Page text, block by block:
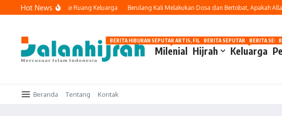
Lewati ke konten
Hot News
Teknologi Masuk ke Ruang Keluarga Berulang Kali Melakukan Dosa dan Bertobat, Apakah Allah
Milenial
BERITA HIBURAN SEPUTAR ARTIS, FILM, DAN GOSIP
Hijrah Keluarga
BERITA SEPUTAR OTOMOTIF
BERITA
Beranda Tentang Kontak